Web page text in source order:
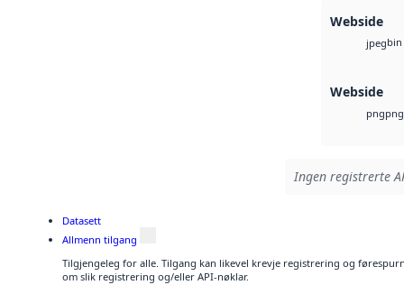
Webside
jpegbin
Webside
pngpng
Ingen registrerte
Datasett
Allmenn tilgang
Tilgjengeleg for alle. Tilgang kan likevel krevje registrering og
om slik registrering og/eller API-nøklar.